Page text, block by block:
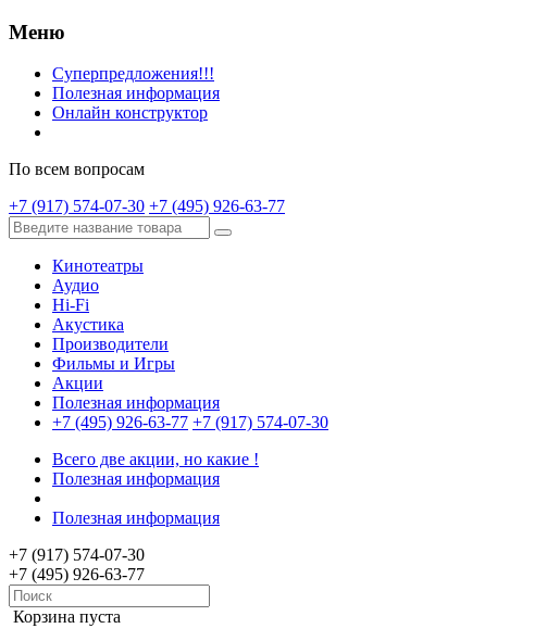
Меню
Суперпредложения!!!
Полезная информация
Онлайн конструктор
По всем вопросам
+7 (917) 574-07-30 +7 (495) 926-63-77
Кинотеатры
Аудио
Hi-Fi
Акустика
Производители
Фильмы и Игры
Акции
Полезная информация
+7 (495) 926-63-77 +7 (917) 574-07-30
Всего две акции, но какие !
Полезная информация
Полезная информация
+7 (917) 574-07-30
+7 (495) 926-63-77
Корзина пуста